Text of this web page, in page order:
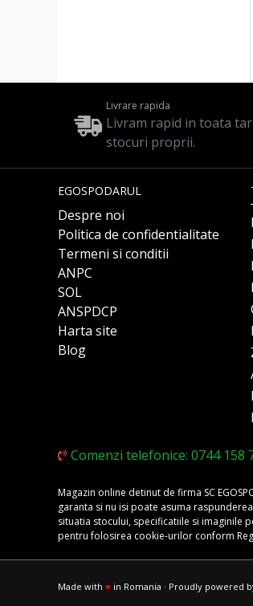
Livrare rapida
Livram rapid in toata
stocuri proprii.
EGOSPODARUL
Despre noi
Politica de confidentialitate
Termeni si conditii
ANPC
SOL
ANSPDCP
Harta site
Blog
Comenzi telefonice: 0744 158
Magazin online detinut de firma SC
garanta si nu isi poate asuma
situatia stocului, specificatiile si imaginile
pentru folosirea cookie-urilor conform
Made with ♥ in Romania · Proudly powered